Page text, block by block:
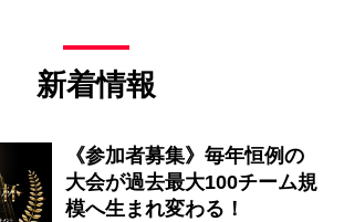
新着情報
《参加者募集》毎年恒例の
大会が過去最大100チーム規
模へ生まれ変わる！